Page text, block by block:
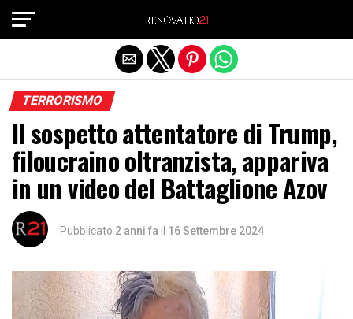
TERRORISMO
Il sospetto attentatore di Trump,
filoucraino oltranzista, appariva
in un video del Battaglione Azov
Pubblicato 2 anni fa il 16 Settembre 2024
Exit mobile version